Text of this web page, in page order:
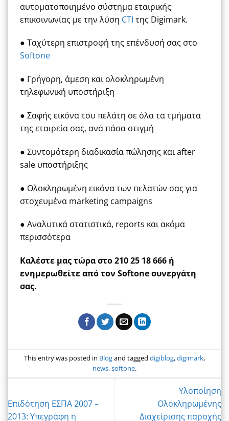
αυτοματοποιημένο σύστημα εταιρικής
επικοινωνίας με την λύση CTI της Digimark.
● Ταχύτερη επιστροφή της επένδυσή σας στο
Softone
● Γρήγορη, άμεση και ολοκληρωμένη
τηλεφωνική υποστήριξη
● Σαφής εικόνα του πελάτη σε όλα τα τμήματα
της εταιρεία σας, ανά πάσα στιγμή
● Συντομότερη διαδικασία πώλησης και after
sale υποστήριξης
● Ολοκληρωμένη εικόνα των πελατών σας για
στοχευμένα marketing campaigns
● Αναλυτικά στατιστικά, reports και ακόμα
περισσότερα
Καλέστε μας τώρα στο 210 25 18 666 ή
ενημερωθείτε από τον Softone συνεργάτη
σας.
This entry was posted in Blogand tagged digiblog,digimark,
news,softone.
Επιδότηση ΕΣΠΑ 2007 –
2013: Υπεγράφη η
Υλοποίηση
Ολοκληρωμένης
Διαχείρισης παροχής